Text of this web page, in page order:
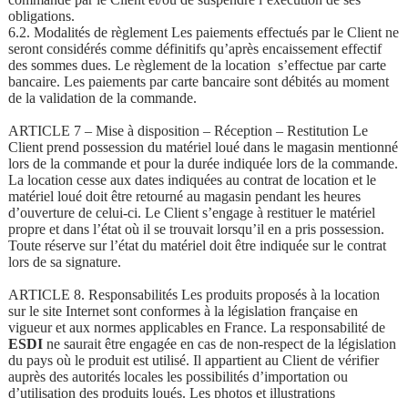
obligations.
6.2. Modalités de règlement Les paiements effectués par le Client ne
seront considérés comme définitifs qu’après encaissement effectif
des sommes dues. Le règlement de la location s’effectue par carte
bancaire. Les paiements par carte bancaire sont débités au moment
de la validation de la commande.
ARTICLE 7 – Mise à disposition – Réception – Restitution Le
Client prend possession du matériel loué dans le magasin mentionné
lors de la commande et pour la durée indiquée lors de la commande.
La location cesse aux dates indiquées au contrat de location et le
matériel loué doit être retourné au magasin pendant les heures
d’ouverture de celui-ci. Le Client s’engage à restituer le matériel
propre et dans l’état où il se trouvait lorsqu’il en a pris possession.
Toute réserve sur l’état du matériel doit être indiquée sur le contrat
lors de sa signature.
ARTICLE 8. Responsabilités Les produits proposés à la location
sur le site Internet sont conformes à la législation française en
vigueur et aux normes applicables en France. La responsabilité de
ESDIne saurait être engagée en cas de non-respect de la législation
du pays où le produit est utilisé. Il appartient au Client de vérifier
auprès des autorités locales les possibilités d’importation ou
d’utilisation des produits loués. Les photos et illustrations